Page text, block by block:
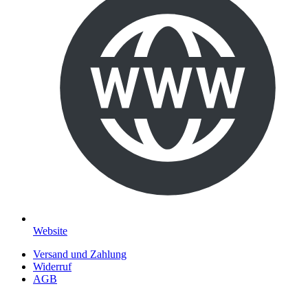
Website
Versand und Zahlung
Widerruf
AGB